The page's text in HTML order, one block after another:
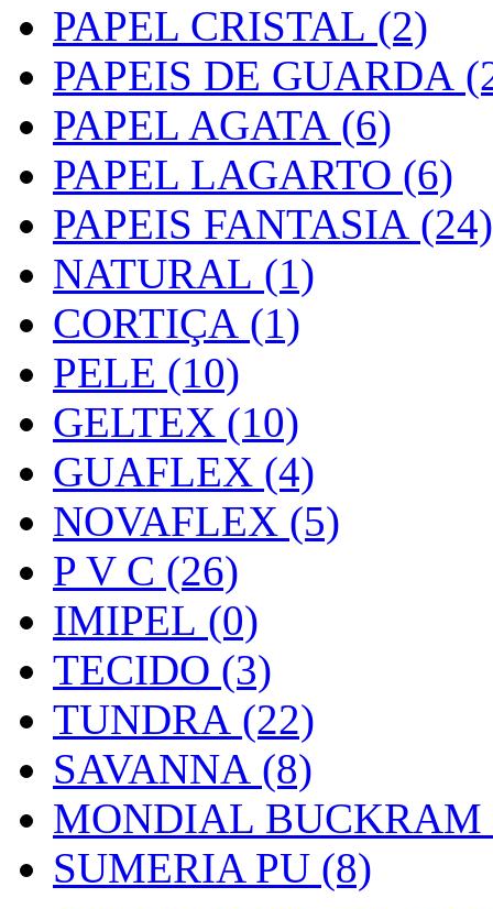
PAPEL CRISTAL (2)
PAPEIS DE GUARDA
PAPEL AGATA (6)
PAPEL LAGARTO (6)
PAPEIS FANTASIA (24)
NATURAL (1)
CORTIÇA (1)
PELE (10)
GELTEX (10)
GUAFLEX (4)
NOVAFLEX (5)
P V C (26)
IMIPEL (0)
TECIDO (3)
TUNDRA (22)
SAVANNA (8)
MONDIAL BUCKRAM
SUMERIA PU (8)